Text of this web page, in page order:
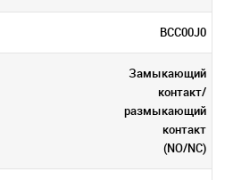
BCC00J0
Замыкающий
контакт/
размыкающий
контакт
(NO/NC)